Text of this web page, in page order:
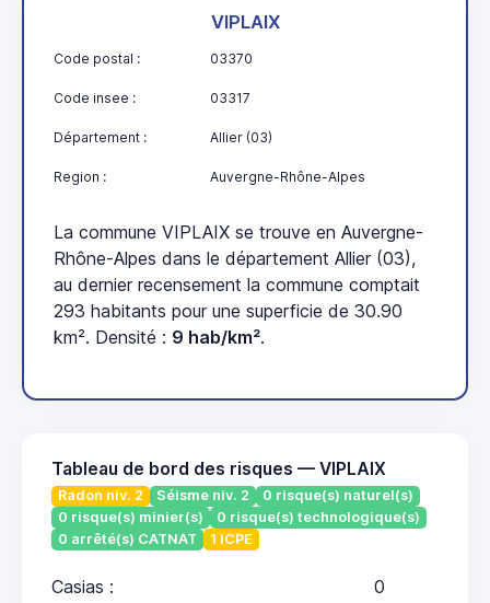
VIPLAIX
Code postal : 03370
Code insee : 03317
Département : Allier (03)
Region : Auvergne-Rhône-Alpes
La commune VIPLAIX se trouve en Auvergne-
Rhône-Alpes dans le département Allier (03),
au dernier recensement la commune comptait
293 habitants pour une superficie de 30.90
km². Densité : 9 hab/km².
Tableau de bord des risques — VIPLAIX
Radon niv. 2 Séisme niv. 2
0 risque(s) naturel(s)
0 risque(s) minier(s)
0 risque(s) technologique(s)
0 arrêté(s) CATNAT
1 ICPE
Casias : 0